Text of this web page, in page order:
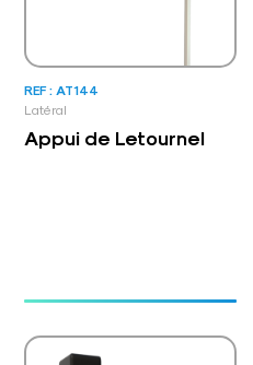
Latéral
REF : AT144
Appui de Letournel